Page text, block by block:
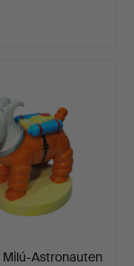
Milú-Astronauten